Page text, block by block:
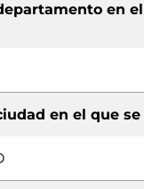
en
en el que